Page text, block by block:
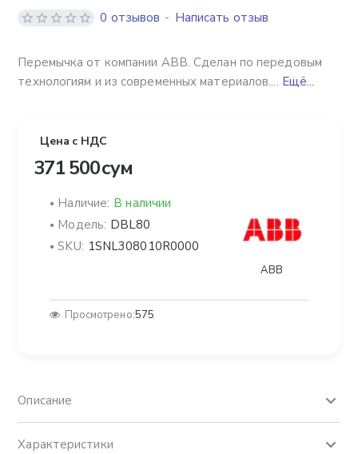
Перемычка от компании ABB. Сделан по передовым
технологиям и из современных материалов.... Ещё...
0 отзывов - Написать отзыв
Цена с НДС
371 500 сум
Наличие: В наличии
Модель: DBL80
SKU: 1SNL308010R0000
ABB
Просмотрено:575
Описание
Характеристики